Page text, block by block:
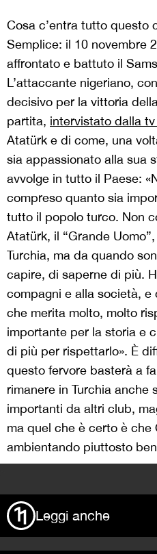
Cosa c’entra tutto questo
Semplice: il 10 novembre
affrontato e battuto il
L’attaccante nigeriano,
decisivo per la vittoria
partita, intervistato dalla
Atatürk e di come, una
sia appassionato alla sua
avvolge in tutto il Paese:
compreso quanto sia
tutto il popolo turco. Non
Atatürk, il “Grande
Turchia, ma da quando
capire, di saperne di più.
compagni e alla società,
che merita molto, molto
importante per la storia e
di più per rispettarlo». È
questo fervore basterà a
rimanere in Turchia anche
importanti da altri club,
ma quel che è certo è che
ambientando piuttosto
Leggi anche